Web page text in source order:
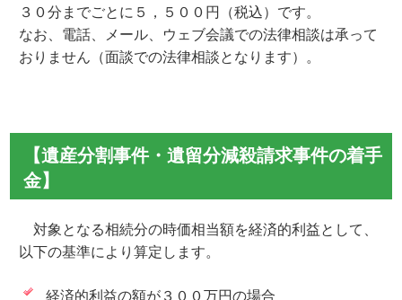
３０分までごとに５，５００円（税込）です。
なお、電話、メール、ウェブ会議での法律相談は承って
おりません（面談での法律相談となります）。
【遺産分割事件・遺留分減殺請求事件の着手
金】
対象となる相続分の時価相当額を経済的利益として、
以下の基準により算定します。
経済的利益の額が３００万円の場合